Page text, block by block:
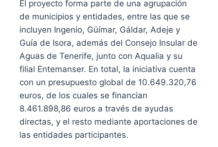
El proyecto forma parte de una agrupación
de municipios y entidades, entre las que se
incluyen Ingenio, Güímar, Gáldar, Adeje y
Guía de Isora, además del Consejo Insular de
Aguas de Tenerife, junto con Aqualia y su
filial Entemanser. En total, la iniciativa cuenta
con un presupuesto global de 10.649.320,76
euros, de los cuales se financian
8.461.898,86 euros a través de ayudas
directas, y el resto mediante aportaciones de
las entidades participantes.